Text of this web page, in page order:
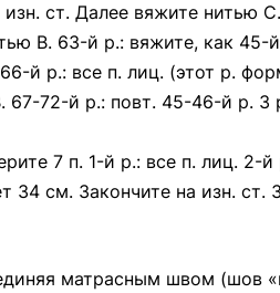
ст. Далее вяжите нитью
В. 63-й р.: вяжите, как 45-
й р.: все п. лиц. (этот р.
72-й р.: повт. 45-46-й р. 3
7 п. 1-й р.: все п. лиц. 2-й
34 см. Закончите на изн. ст.
матрасным швом (шов